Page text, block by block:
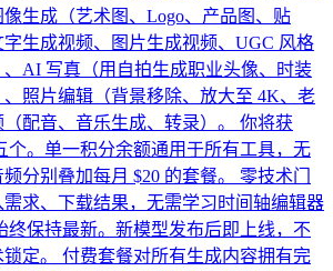
生成（艺术图、Logo、产品图、贴
生成视频、图片生成视频、UGC 风格
AI 写真（用自拍生成职业头像、时装
照片编辑（背景移除、放大至 4K、老
配音、音乐生成、转录）。 你将获
个。单一积分余额通用于所有工具，无
分别叠加每月 $20 的套餐。 零技术门
求、下载结果，无需学习时间轴编辑器
终保持最新。新模型发布后即上线，不
定。 付费套餐对所有生成内容拥有完